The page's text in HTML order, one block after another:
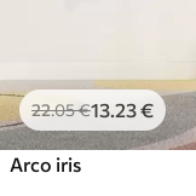
22.05€13 .23€
Arco iris